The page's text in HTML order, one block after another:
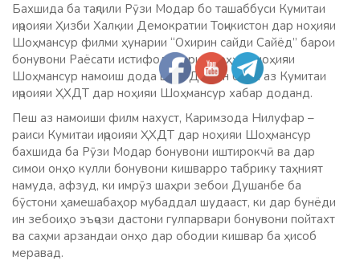
Бахшида ба таҷлили Рӯзи Модар бо ташаббуси Кумитаи
иҷроияи Ҳизби Халқии Демократии Тоҷикистон дар ноҳияи
Шоҳмансур филми ҳунарии “Охирин сайди Сайёд” барои
бонувони Раёсати истифодабарии роҳҳои ноҳияи
Шоҳмансур намоиш дода шуд. Дар ин бора аз Кумитаи
иҷроияи ҲХДТ дар ноҳияи Шоҳмансур хабар доданд.
Пеш аз намоиши филм нахуст, Каримзода Нилуфар –
раиси Кумитаи иҷроияи ҲХДТ дар ноҳияи Шоҳмансур
бахшида ба Рӯзи Модар бонувони иштирокчӣ ва дар
симои онҳо кулли бонувони кишварро табрику таҳният
намуда, афзуд, ки имрӯз шаҳри зебои Душанбе ба
бӯстони ҳамешабаҳор мубаддал шудааст, ки дар бунёди
ин зебоиҳо эъҷози дастони гулпарвари бонувони пойтахт
ва саҳми арзандаи онҳо дар ободии кишвар ба ҳисоб
меравад.